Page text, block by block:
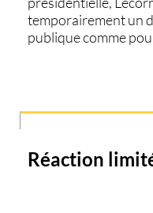
temporairement un
publique comme
Réaction